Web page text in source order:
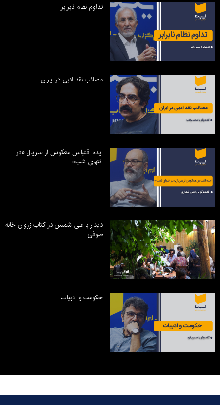
تداوم نظام نابرابر
مصائب نقد ادبی در ایران
ایده اقتباس معکوس از سریال «در
انتهای شب»
دیدار با علی شمس در کتاب زروان خانه
صوفی
حکومت و ادبیات